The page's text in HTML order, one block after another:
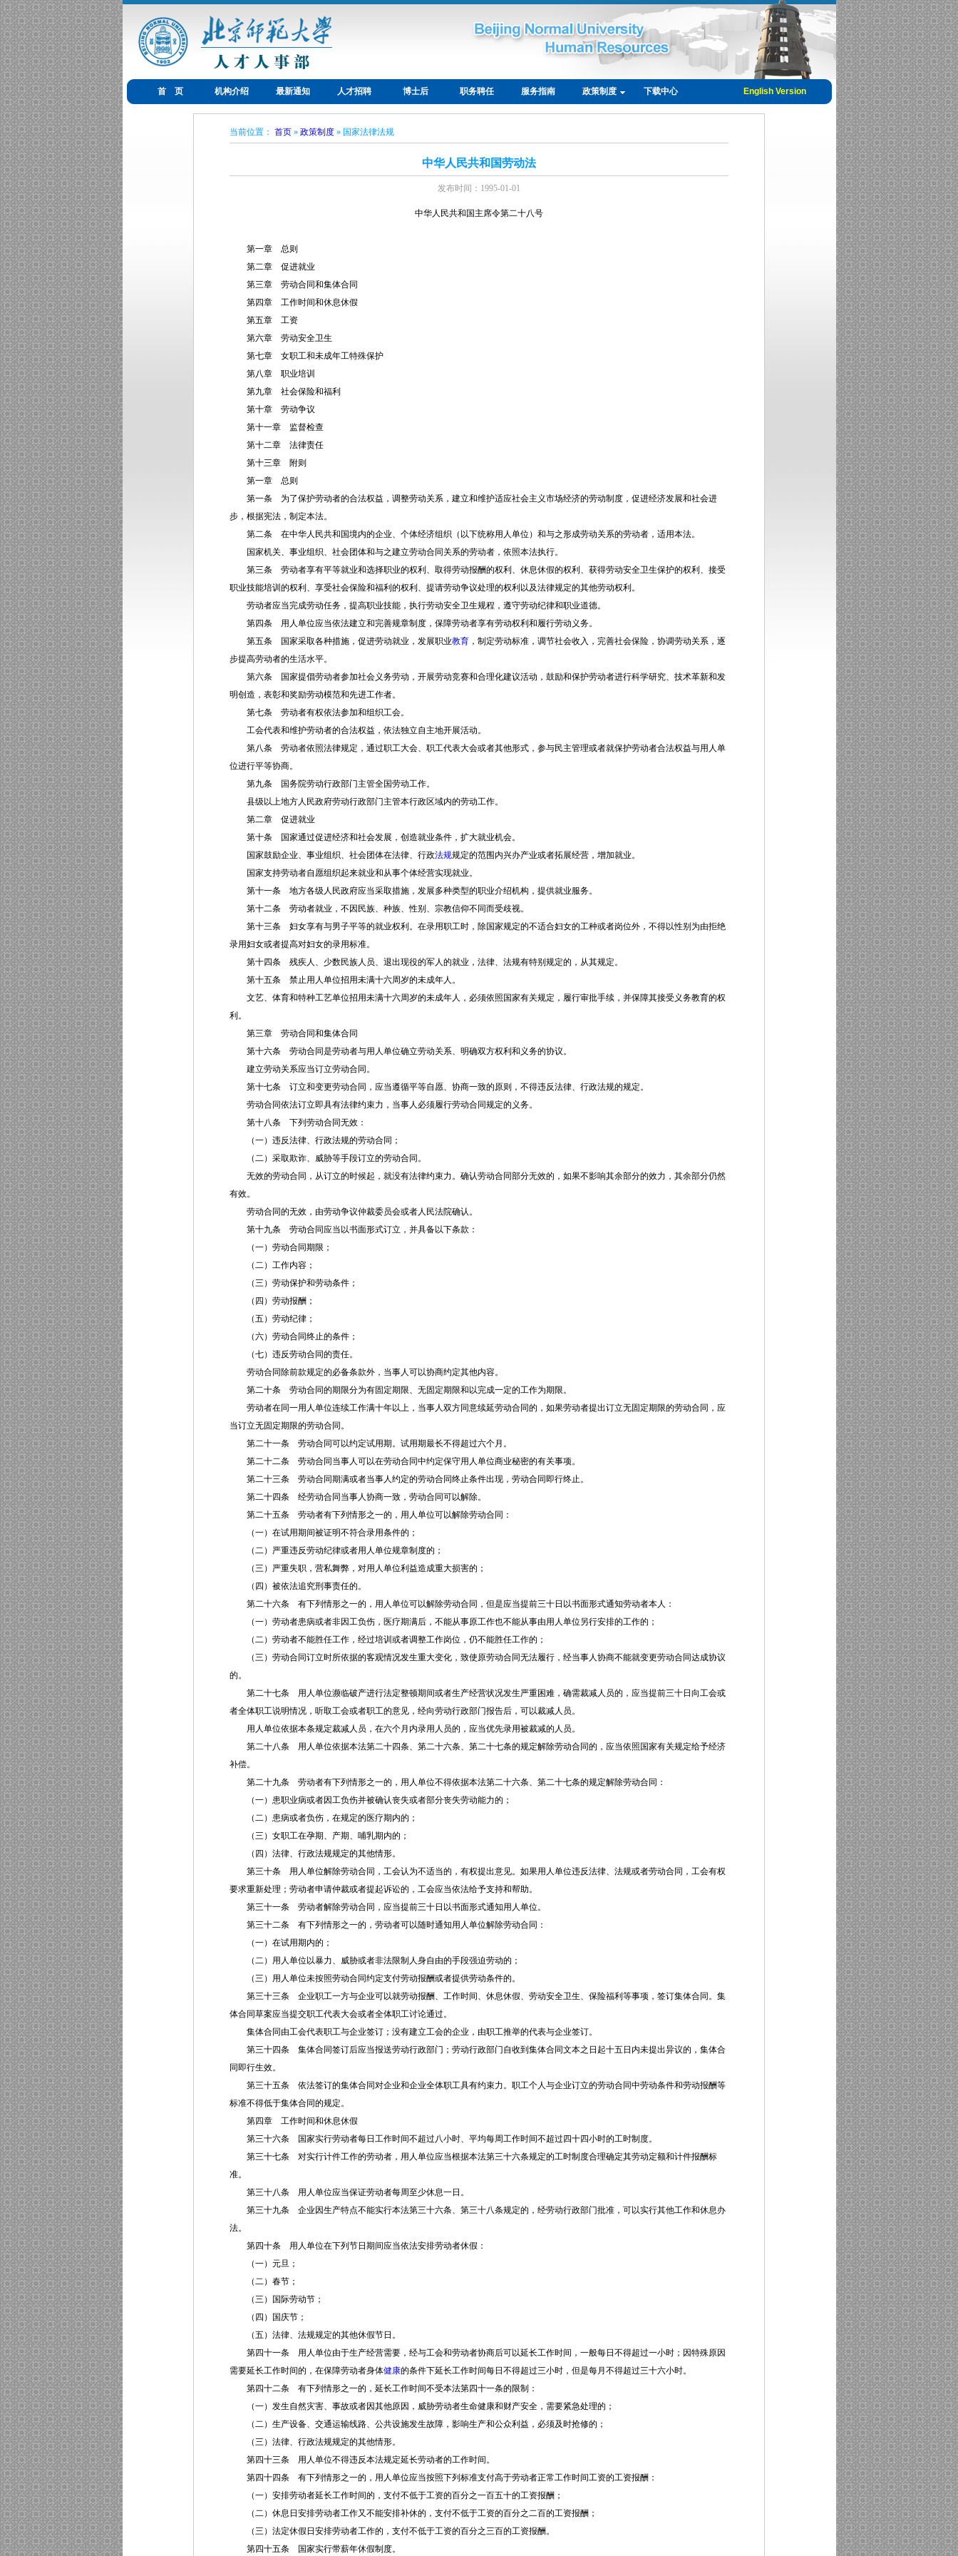
首 页 机构介绍 最新通知 人才招聘 博士后 职务聘任 服务指南 政策制度 下载中心 English Version
当前位置： 首页 » 政策制度 » 国家法律法规
中华人民共和国劳动法
发布时间：1995-01-01
中华人民共和国主席令第二十八号
第一章 总则
第二章 促进就业
第三章 劳动合同和集体合同
第四章 工作时间和休息休假
第五章 工资
第六章 劳动安全卫生
第七章 女职工和未成年工特殊保护
第八章 职业培训
第九章 社会保险和福利
第十章 劳动争议
第十一章 监督检查
第十二章 法律责任
第十三章 附则
第一章 总则
第一条 为了保护劳动者的合法权益，调整劳动关系，建立和维护适应社会主义市场经济的劳动制度，促进经济发展和社会进
步，根据宪法，制定本法。
第二条 在中华人民共和国境内的企业、个体经济组织（以下统称用人单位）和与之形成劳动关系的劳动者，适用本法。
国家机关、事业组织、社会团体和与之建立劳动合同关系的劳动者，依照本法执行。
第三条 劳动者享有平等就业和选择职业的权利、取得劳动报酬的权利、休息休假的权利、获得劳动安全卫生保护的权利、接受
职业技能培训的权利、享受社会保险和福利的权利、提请劳动争议处理的权利以及法律规定的其他劳动权利。
劳动者应当完成劳动任务，提高职业技能，执行劳动安全卫生规程，遵守劳动纪律和职业道德。
第四条 用人单位应当依法建立和完善规章制度，保障劳动者享有劳动权利和履行劳动义务。
第五条 国家采取各种措施，促进劳动就业，发展职业教育 ，制定劳动标准，调节社会收入，完善社会保险，协调劳动关系，逐
步提高劳动者的生活水平。
第六条 国家提倡劳动者参加社会义务劳动，开展劳动竞赛和合理化建议活动，鼓励和保护劳动者进行科学研究、技术革新和发
明创造，表彰和奖励劳动模范和先进工作者。
第七条 劳动者有权依法参加和组织工会。
工会代表和维护劳动者的合法权益，依法独立自主地开展活动。
第八条 劳动者依照法律规定，通过职工大会、职工代表大会或者其他形式，参与民主管理或者就保护劳动者合法权益与用人单
位进行平等协商。
第九条 国务院劳动行政部门主管全国劳动工作。
县级以上地方人民政府劳动行政部门主管本行政区域内的劳动工作。
第二章 促进就业
第十条 国家通过促进经济和社会发展，创造就业条件，扩大就业机会。
国家鼓励企业、事业组织、社会团体在法律、行政法规规定的范围内兴办产业或者拓展经营，增加就业。
国家支持劳动者自愿组织起来就业和从事个体经营实现就业。
第十一条 地方各级人民政府应当采取措施，发展多种类型的职业介绍机构，提供就业服务。
第十二条 劳动者就业，不因民族、种族、性别、宗教信仰不同而受歧视。
第十三条 妇女享有与男子平等的就业权利。在录用职工时，除国家规定的不适合妇女的工种或者岗位外，不得以性别为由拒绝
录用妇女或者提高对妇女的录用标准。
第十四条 残疾人、少数民族人员、退出现役的军人的就业，法律、法规有特别规定的，从其规定。
第十五条 禁止用人单位招用未满十六周岁的未成年人。
文艺、体育和特种工艺单位招用未满十六周岁的未成年人，必须依照国家有关规定，履行审批手续，并保障其接受义务教育的权
利。
第三章 劳动合同和集体合同
第十六条 劳动合同是劳动者与用人单位确立劳动关系、明确双方权利和义务的协议。
建立劳动关系应当订立劳动合同。
第十七条 订立和变更劳动合同，应当遵循平等自愿、协商一致的原则，不得违反法律、行政法规的规定。
劳动合同依法订立即具有法律约束力，当事人必须履行劳动合同规定的义务。
第十八条 下列劳动合同无效：
（一）违反法律、行政法规的劳动合同；
（二）采取欺诈、威胁等手段订立的劳动合同。
无效的劳动合同，从订立的时候起，就没有法律约束力。确认劳动合同部分无效的，如果不影响其余部分的效力，其余部分仍然
有效。
劳动合同的无效，由劳动争议仲裁委员会或者人民法院确认。
第十九条 劳动合同应当以书面形式订立，并具备以下条款：
（一）劳动合同期限；
（二）工作内容；
（三）劳动保护和劳动条件；
（四）劳动报酬；
（五）劳动纪律；
（六）劳动合同终止的条件；
（七）违反劳动合同的责任。
劳动合同除前款规定的必备条款外，当事人可以协商约定其他内容。
第二十条 劳动合同的期限分为有固定期限、无固定期限和以完成一定的工作为期限。
劳动者在同一用人单位连续工作满十年以上，当事人双方同意续延劳动合同的，如果劳动者提出订立无固定期限的劳动合同，应
当订立无固定期限的劳动合同。
第二十一条 劳动合同可以约定试用期。试用期最长不得超过六个月。
第二十二条 劳动合同当事人可以在劳动合同中约定保守用人单位商业秘密的有关事项。
第二十三条 劳动合同期满或者当事人约定的劳动合同终止条件出现，劳动合同即行终止。
第二十四条 经劳动合同当事人协商一致，劳动合同可以解除。
第二十五条 劳动者有下列情形之一的，用人单位可以解除劳动合同：
（一）在试用期间被证明不符合录用条件的；
（二）严重违反劳动纪律或者用人单位规章制度的；
（三）严重失职，营私舞弊，对用人单位利益造成重大损害的；
（四）被依法追究刑事责任的。
第二十六条 有下列情形之一的，用人单位可以解除劳动合同，但是应当提前三十日以书面形式通知劳动者本人：
（一）劳动者患病或者非因工负伤，医疗期满后，不能从事原工作也不能从事由用人单位另行安排的工作的；
（二）劳动者不能胜任工作，经过培训或者调整工作岗位，仍不能胜任工作的；
（三）劳动合同订立时所依据的客观情况发生重大变化，致使原劳动合同无法履行，经当事人协商不能就变更劳动合同达成协议
的。
第二十七条 用人单位濒临破产进行法定整顿期间或者生产经营状况发生严重困难，确需裁减人员的，应当提前三十日向工会或
者全体职工说明情况，听取工会或者职工的意见，经向劳动行政部门报告后，可以裁减人员。
用人单位依据本条规定裁减人员，在六个月内录用人员的，应当优先录用被裁减的人员。
第二十八条 用人单位依据本法第二十四条、第二十六条、第二十七条的规定解除劳动合同的，应当依照国家有关规定给予经济
补偿。
第二十九条 劳动者有下列情形之一的，用人单位不得依据本法第二十六条、第二十七条的规定解除劳动合同：
（一）患职业病或者因工负伤并被确认丧失或者部分丧失劳动能力的；
（二）患病或者负伤，在规定的医疗期内的；
（三）女职工在孕期、产期、哺乳期内的；
（四）法律、行政法规规定的其他情形。
第三十条 用人单位解除劳动合同，工会认为不适当的，有权提出意见。如果用人单位违反法律、法规或者劳动合同，工会有权
要求重新处理；劳动者申请仲裁或者提起诉讼的，工会应当依法给予支持和帮助。
第三十一条 劳动者解除劳动合同，应当提前三十日以书面形式通知用人单位。
第三十二条 有下列情形之一的，劳动者可以随时通知用人单位解除劳动合同：
（一）在试用期内的；
（二）用人单位以暴力、威胁或者非法限制人身自由的手段强迫劳动的；
（三）用人单位未按照劳动合同约定支付劳动报酬或者提供劳动条件的。
第三十三条 企业职工一方与企业可以就劳动报酬、工作时间、休息休假、劳动安全卫生、保险福利等事项，签订集体合同。集
体合同草案应当提交职工代表大会或者全体职工讨论通过。
集体合同由工会代表职工与企业签订；没有建立工会的企业，由职工推举的代表与企业签订。
第三十四条 集体合同签订后应当报送劳动行政部门；劳动行政部门自收到集体合同文本之日起十五日内未提出异议的，集体合
同即行生效。
第三十五条 依法签订的集体合同对企业和企业全体职工具有约束力。职工个人与企业订立的劳动合同中劳动条件和劳动报酬等
标准不得低于集体合同的规定。
第四章 工作时间和休息休假
第三十六条 国家实行劳动者每日工作时间不超过八小时、平均每周工作时间不超过四十四小时的工时制度。
第三十七条 对实行计件工作的劳动者，用人单位应当根据本法第三十六条规定的工时制度合理确定其劳动定额和计件报酬标
准。
第三十八条 用人单位应当保证劳动者每周至少休息一日。
第三十九条 企业因生产特点不能实行本法第三十六条、第三十八条规定的，经劳动行政部门批准，可以实行其他工作和休息办
法。
第四十条 用人单位在下列节日期间应当依法安排劳动者休假：
（一）元旦；
（二）春节；
（三）国际劳动节；
（四）国庆节；
（五）法律、法规规定的其他休假节日。
第四十一条 用人单位由于生产经营需要，经与工会和劳动者协商后可以延长工作时间，一般每日不得超过一小时；因特殊原因
需要延长工作时间的，在保障劳动者身体健康的条件下延长工作时间每日不得超过三小时，但是每月不得超过三十六小时。
第四十二条 有下列情形之一的，延长工作时间不受本法第四十一条的限制：
（一）发生自然灾害、事故或者因其他原因，威胁劳动者生命健康和财产安全，需要紧急处理的；
（二）生产设备、交通运输线路、公共设施发生故障，影响生产和公众利益，必须及时抢修的；
（三）法律、行政法规规定的其他情形。
第四十三条 用人单位不得违反本法规定延长劳动者的工作时间。
第四十四条 有下列情形之一的，用人单位应当按照下列标准支付高于劳动者正常工作时间工资的工资报酬：
（一）安排劳动者延长工作时间的，支付不低于工资的百分之一百五十的工资报酬；
（二）休息日安排劳动者工作又不能安排补休的，支付不低于工资的百分之二百的工资报酬；
（三）法定休假日安排劳动者工作的，支付不低于工资的百分之三百的工资报酬。
第四十五条 国家实行带薪年休假制度。